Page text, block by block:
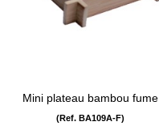
Mini plateau bambou fume
(Ref. BA109A-F)